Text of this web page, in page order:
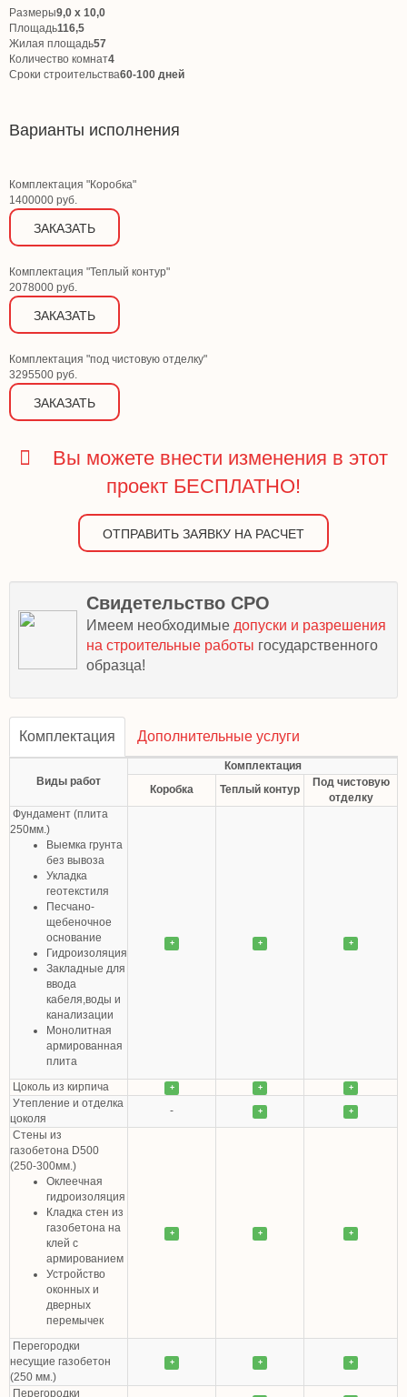
Размеры9,0 х 10,0
Площадь116,5
Жилая площадь57
Количество комнат4
Сроки строительства60-100 дней
Варианты исполнения
Комплектация "Коробка"
1400000 руб.
ЗАКАЗАТЬ
Комплектация "Теплый контур"
2078000 руб.
ЗАКАЗАТЬ
Комплектация "под чистовую отделку"
3295500 руб.
ЗАКАЗАТЬ
Вы можете внести изменения в этот
проект БЕСПЛАТНО!
ОТПРАВИТЬ ЗАЯВКУ НА РАСЧЕТ
Свидетельство СРО
Имеем необходимые допуски и разрешения
на строительные работы государственного
образца!
Комплектация Дополнительные услуги
Виды работ
Комплектация
Коробка
Теплый контур
Под чистовую
отделку
Фундамент (плита
250мм.)
Выемка грунта
без вывоза
Укладка
геотекстиля
Песчано-
щебеночное
основание
Гидроизоляция
Закладные для
ввода
кабеля,воды и
канализации
Монолитная
армированная
плита
+ + +
Цоколь из кирпича + + +
Утепление и отделка
цоколя
- + +
Стены из
газобетона D500
(250-300мм.)
Оклеечная
гидроизоляция
Кладка стен из
газобетона на
клей с
армированием
Устройство
оконных и
дверных
перемычек
+ + +
Перегородки
несущие газобетон
(250 мм.)
+ + +
Перегородки